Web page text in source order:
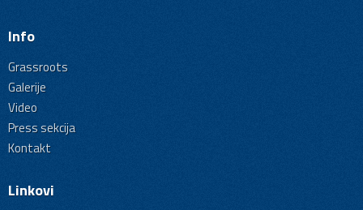
Info
Grassroots
Galerije
Video
Press sekcija
Kontakt
Linkovi